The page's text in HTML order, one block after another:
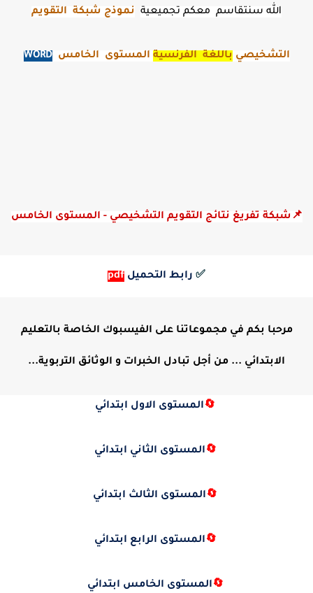
الله سنتقاسم معكم تجميعية نموذج شبكة التقويم
التشخيصي باللغة الفرنسية المستوى الخامس WORD
📌شبكة تفريغ نتائج التقويم التشخيصي - المستوى الخامس
✅ رابط التحميل pdf
مرحبا بكم في مجموعاتنا على الفيسبوك الخاصة بالتعليم
الابتدائي ... من أجل تبادل الخبرات و الوثائق التربوية...
🔄المستوى الاول ابتدائي
🔄المستوى الثاني ابتدائي
🔄المستوى الثالث ابتدائي
🔄المستوى الرابع ابتدائي
🔄المستوى الخامس ابتدائي